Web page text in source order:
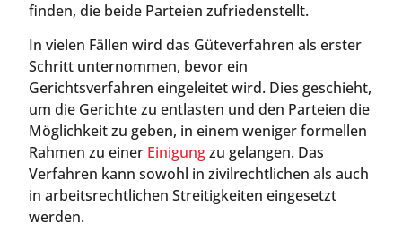
finden, die beide Parteien zufriedenstellt.
In vielen Fällen wird das Güteverfahren als erster
Schritt unternommen, bevor ein
Gerichtsverfahren eingeleitet wird. Dies geschieht,
um die Gerichte zu entlasten und den Parteien die
Möglichkeit zu geben, in einem weniger formellen
Rahmen zu einer Einigungzu gelangen. Das
Verfahren kann sowohl in zivilrechtlichen als auch
in arbeitsrechtlichen Streitigkeiten eingesetzt
werden.